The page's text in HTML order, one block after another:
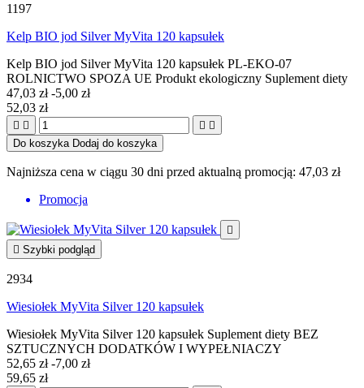
1197
Kelp BIO jod Silver MyVita 120 kapsułek
Kelp BIO jod Silver MyVita 120 kapsułek PL-EKO-07
ROLNICTWO SPOZA UE Produkt ekologiczny Suplement diety
47,03 zł-5,00 zł
52,03 zł
   
Do koszyka Dodaj do koszyka
Najniższa cena w ciągu 30 dni przed aktualną promocją: 47,03 zł
Promocja

 Szybki podgląd
2934
Wiesiołek MyVita Silver 120 kapsułek
Wiesiołek MyVita Silver 120 kapsułek Suplement diety BEZ
SZTUCZNYCH DODATKÓW I WYPEŁNIACZY
52,65 zł-7,00 zł
59,65 zł